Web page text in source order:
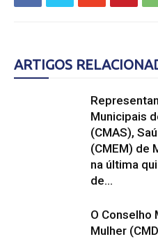
ARTIGOS
Municipais
(CMAS),
(CMEM) de
na última
de...
O Conselho
Mulher